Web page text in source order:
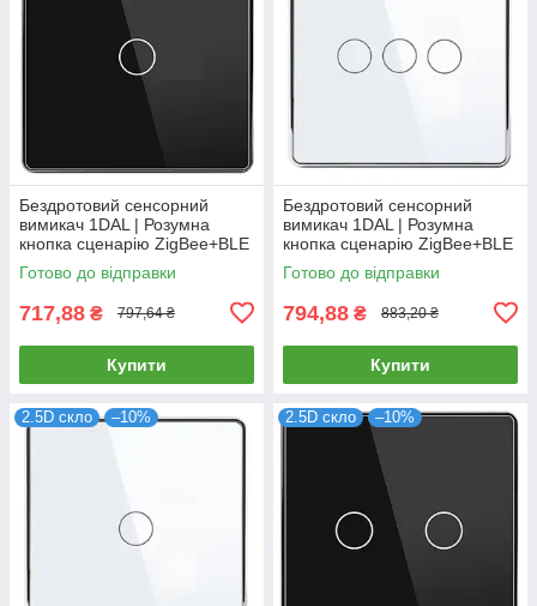
Бездротовий сенсорний
вимикач 1DAL | Розумна
кнопка сценарію ZigBee+BLE
| Чорний, 1 сенсор
(ZBSC101.BL)
Готово до відправки
717,88 ₴ 797,64 ₴
Купити
Бездротовий сенсорний
вимикач 1DAL | Розумна
кнопка сценарію ZigBee+BLE
| Білий, 3 сенсор
(ZBSC301.WT)
Готово до відправки
794,88 ₴ 883,20 ₴
Купити
2.5D скло –10% 2.5D скло –10%